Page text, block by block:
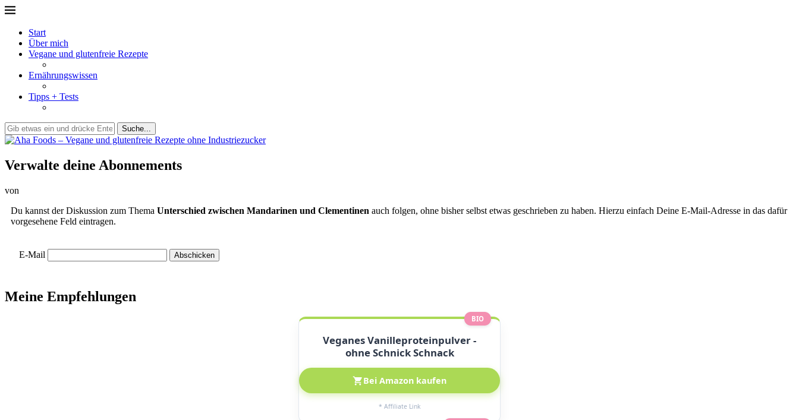
Start
Über mich
Vegane und glutenfreie Rezepte
Ernährungswissen
Tipps + Tests
Suche...
Verwalte deine Abonnements
von
Du kannst der Diskussion zum Thema Unterschied zwischen Mandarinen und Clementinen auch folgen, ohne bisher selbst etwas geschrieben zu haben. Hierzu einfach Deine E-Mail-Adresse in das dafür
vorgesehene Feld eintragen.
E-Mail
Meine Empfehlungen
BIO
Veganes Vanilleproteinpulver -
ohne Schnick Schnack
Bei Amazon kaufen
* Affiliate Link